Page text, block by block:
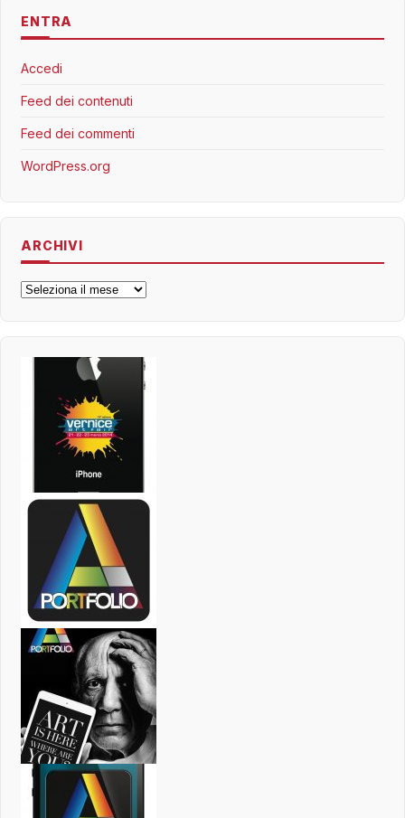
ENTRA
Accedi
Feed dei contenuti
Feed dei commenti
WordPress.org
ARCHIVI
Archivi